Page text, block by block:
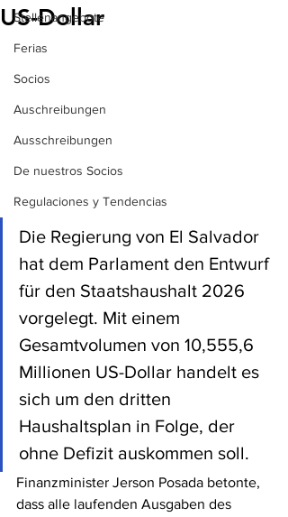
Stellenangebote
Ferias
Socios
Auschreibungen
Ausschreibungen
De nuestros Socios
Regulaciones y Tendencias
US-Dollar
Die Regierung von El Salvador
hat dem Parlament den Entwurf
für den Staatshaushalt 2026
vorgelegt. Mit einem
Gesamtvolumen von 10,555,6
Millionen US-Dollar handelt es
sich um den dritten
Haushaltsplan in Folge, der
ohne Defizit auskommen soll.
Finanzminister Jerson Posada betonte,
dass alle laufenden Ausgaben des